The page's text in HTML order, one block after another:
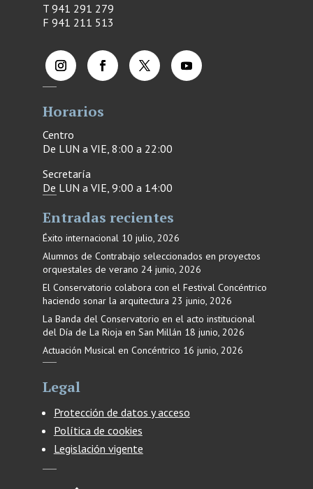
T 941 291 279
F 941 211 513
Horarios
Centro
De LUN a VIE, 8:00 a 22:00
Secretaría
De LUN a VIE, 9:00 a 14:00
Entradas recientes
Éxito internacional 10 julio, 2026
Alumnos de Contrabajo seleccionados en proyectos
orquestales de verano 24 junio, 2026
El Conservatorio colabora con el Festival Concéntrico
haciendo sonar la arquitectura 23 junio, 2026
La Banda del Conservatorio en el acto institucional
del Día de La Rioja en San Millán 18 junio, 2026
Actuación Musical en Concéntrico 16 junio, 2026
Legal
Protección de datos y acceso
Política de cookies
Legislación vigente